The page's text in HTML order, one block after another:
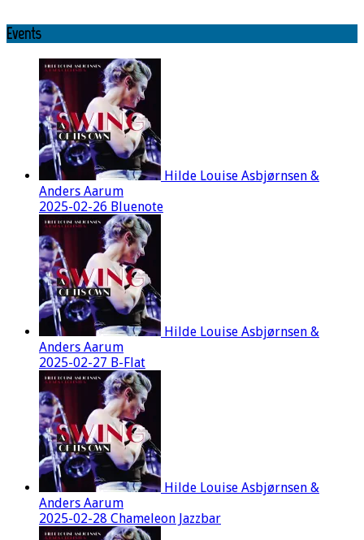
Events
Hilde Louise Asbjørnsen &
Anders Aarum
2025-02-26 Bluenote
Hilde Louise Asbjørnsen &
Anders Aarum
2025-02-27 B-Flat
Hilde Louise Asbjørnsen &
Anders Aarum
2025-02-28 Chameleon Jazzbar